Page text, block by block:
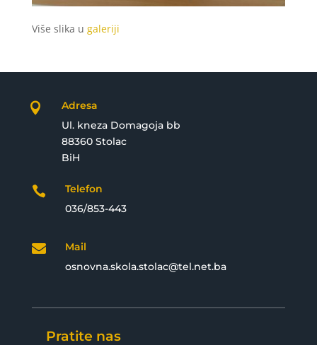
Više slika u galeriji

Adresa
Ul. kneza Domagoja bb
88360 Stolac
BiH

Telefon
036/853-443

Mail
osnovna.skola.stolac@tel.net.ba
Pratite nas